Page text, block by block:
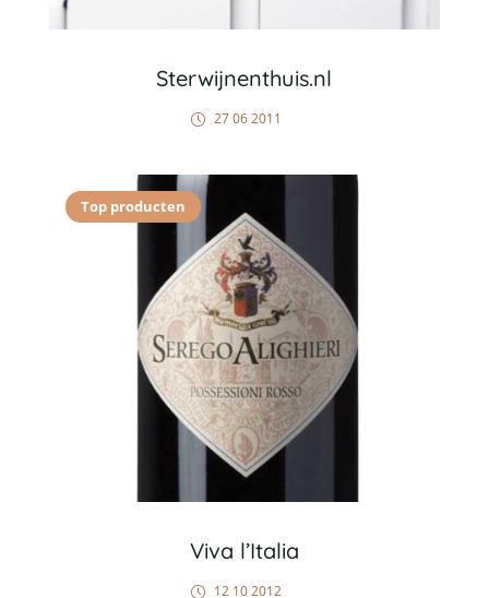
Sterwijnenthuis.nl
27 06 2011
Top producten
Viva l’Italia
12 10 2012